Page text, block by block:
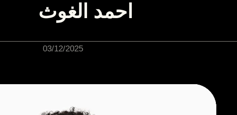
احمد الغوث
03/12/2025